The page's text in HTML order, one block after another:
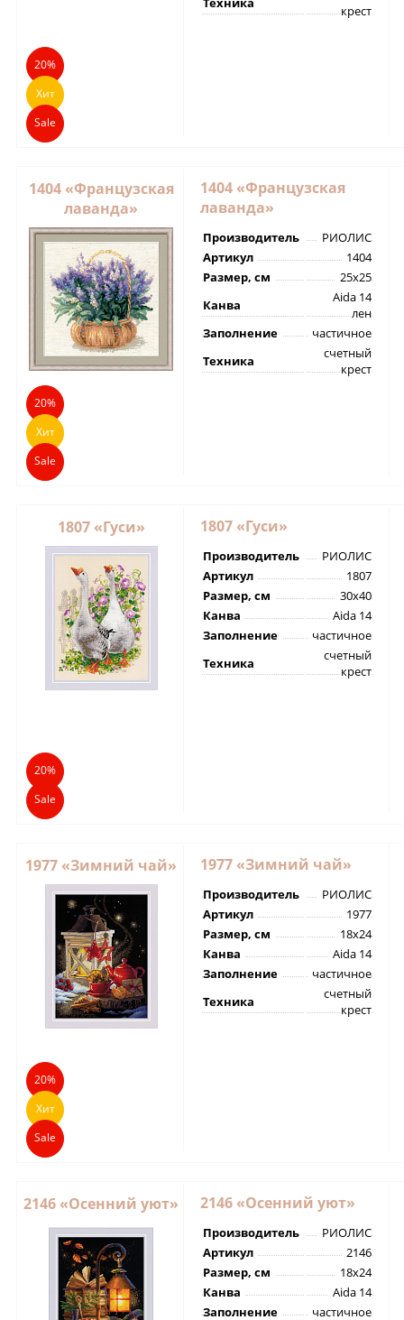
20%
Хит
Sale
крест
1404 «Французская
лаванда»
20%
Хит
Sale
1404 «Французская
лаванда»
Производитель
РИОЛИС
Артикул
1404
Размер, см
25х25
Канва
Aida 14
лен
Заполнение
частичное
Техника
счетный
крест
1807 «Гуси»
20%
Sale
1807 «Гуси»
Производитель
РИОЛИС
Артикул
1807
Размер, см
30х40
Канва
Aida 14
Заполнение
частичное
Техника
счетный
крест
1977 «Зимний чай»
20%
Хит
Sale
1977 «Зимний чай»
Производитель
РИОЛИС
Артикул
1977
Размер, см
18х24
Канва
Aida 14
Заполнение
частичное
Техника
счетный
крест
2146 «Осенний уют» 2146 «Осенний уют»
Производитель
РИОЛИС
Артикул
2146
Размер, см
18х24
Канва
Aida 14
Заполнение
частичное